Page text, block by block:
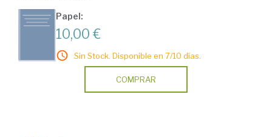
Papel:
10,00 €
Sin Stock. Disponible en 7/10 días.
COMPRAR